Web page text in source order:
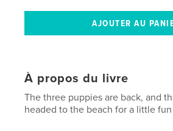
À propos du livre
The three puppies are back, and
headed to the beach for a little